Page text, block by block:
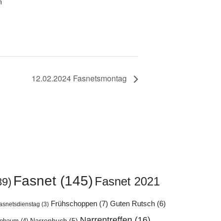
12.02.2024 Fasnetsmontag
Fasnet (145) Fasnet 2021
(3) Frühschoppen (7) Guten Rutsch (6)